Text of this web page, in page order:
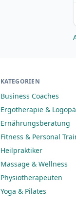
KATEGORIEN
Business Coaches
Ergotherapie &
Ernährungsberatung
Fitness & Personal
Heilpraktiker
Massage & Wellness
Physiotherapeuten
Yoga & Pilates